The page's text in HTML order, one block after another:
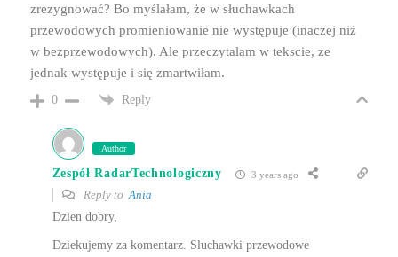
zrezygnować? Bo myślałam, że w słuchawkach
przewodowych promieniowanie nie występuje (inaczej niż
w bezprzewodowych). Ale przeczytalam w tekscie, ze
jednak występuje i się zmartwiłam.
0 Reply
Author
Zespół RadarTechnologiczny 3 years ago
Reply toAnia
Dzien dobry,
Dziekujemy za komentarz. Sluchawki przewodowe